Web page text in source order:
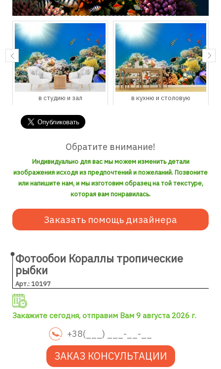
в студию и зал в кухню и столовую
Обратите внимание!
Индивидуально для вас мы можем изменить детали
изображения исходя из предпочтений и пожеланий. Позвоните
или напишите нам, и мы изготовим образец на той текстуре,
которая вам понравилась.
Заказать помощь дизайнера
Фотообои Кораллы тропические
рыбки
Арт.: 10197
Закажите сегодня, отправим Вам 9 августа 2026 г.
ЗАКАЗ КОНСУЛЬТАЦИИ